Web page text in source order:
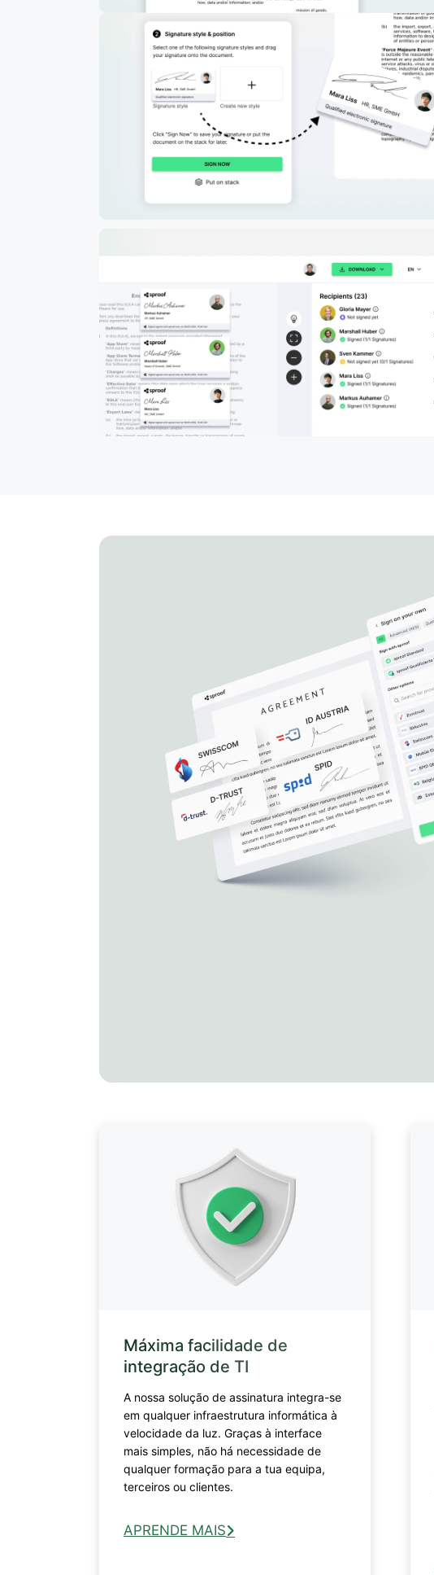
Máxima facilidade de
integração de TI
A nossa solução de assinatura integra-se
em qualquer infraestrutura informática à
velocidade da luz. Graças à interface
mais simples, não há necessidade de
qualquer formação para a tua equipa,
terceiros ou clientes.
APRENDE MAIS